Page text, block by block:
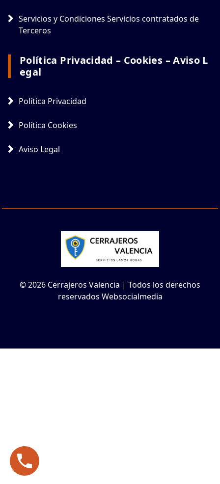
Servicios y Condiciones Servicios contratados de
Terceros
Política Privacidad – Cookies – Aviso L
Egal
Política Privacidad
Política Cookies
Aviso Legal
© 2026 Cerrajeros Valencia | Todos los derechos
reservados Websocialmedia